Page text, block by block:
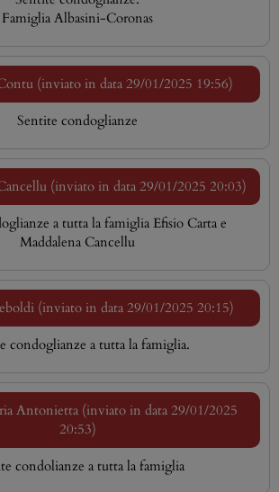
Famiglia Albasini-Coronas
(inviato in data 29/01/2025 19:56)
Sentite condoglianze
(inviato in data 29/01/2025 20:03)
a tutta la famiglia Efisio Carta e
Maddalena Cancellu
(inviato in data 29/01/2025 20:15)
condoglianze a tutta la famiglia.
Antonietta (inviato in data 29/01/2025
20:53)
condolianze a tutta la famiglia